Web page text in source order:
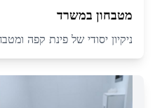
מטבחון במשרד
ניקיון יסודי של פינת קפה